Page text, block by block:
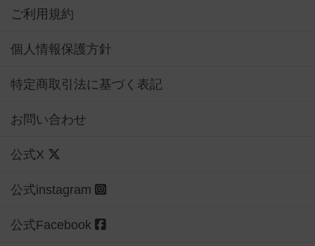
ご利用規約
個人情報保護方針
特定商取引法に基づく表記
お問い合わせ
公式X
公式instagram
公式Facebook